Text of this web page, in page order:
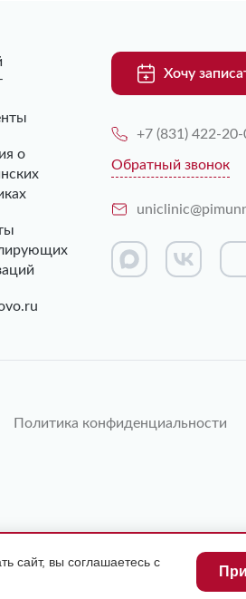
о
Хочу
+7 (831) 422-
Обратный звонок
Политика конфиденциальности
сайт, вы соглашаетесь с